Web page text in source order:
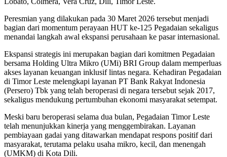
Peresmian yang dilakukan pada 30 Maret 2026 tersebut menjadi
bagian dari momentum perayaan HUT ke-125 Pegadaian sekaligus
menandai langkah awal ekspansi perusahaan ke pasar internasional.
Ekspansi strategis ini merupakan bagian dari komitmen Pegadaian
bersama Holding Ultra Mikro (UMi) BRI Group dalam memperluas
akses layanan keuangan inklusif lintas negara. Kehadiran Pegadaian
di Timor Leste melengkapi layanan PT Bank Rakyat Indonesia
(Persero) Tbk yang telah beroperasi di negara tersebut sejak 2017,
sekaligus mendukung pertumbuhan ekonomi masyarakat setempat.
Meski baru beroperasi selama dua bulan, Pegadaian Timor Leste
telah menunjukkan kinerja yang menggembirakan. Layanan
pembiayaan gadai yang ditawarkan mendapat respons positif dari
masyarakat, terutama pelaku usaha mikro, kecil, dan menengah
(UMKM) di Kota Dili.